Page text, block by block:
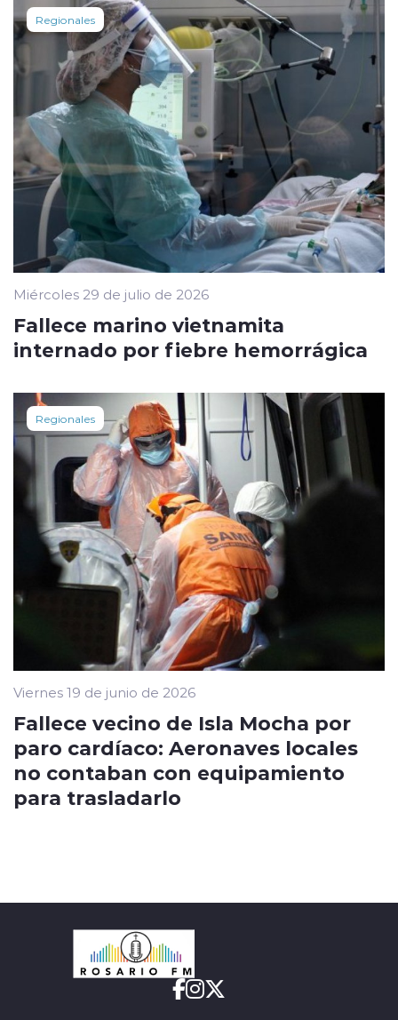
Regionales
Miércoles 29 de julio de 2026
Fallece marino vietnamita
internado por fiebre hemorrágica
Regionales
Viernes 19 de junio de 2026
Fallece vecino de Isla Mocha por
paro cardíaco: Aeronaves locales
no contaban con equipamiento
para trasladarlo